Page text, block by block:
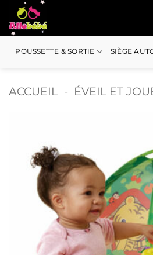
Passer
au
contenu
POUSSETTE & SORTIE SIÈGE
ACCUEIL - ÉVEIL ET